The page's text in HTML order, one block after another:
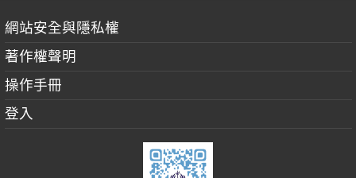
網站安全與隱私權
著作權聲明
操作手冊
登入